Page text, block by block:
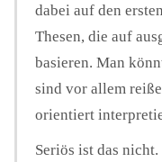
dabei auf den
Thesen, die auf
basieren. Man
sind vor allem
orientiert
Seriös ist das nicht.